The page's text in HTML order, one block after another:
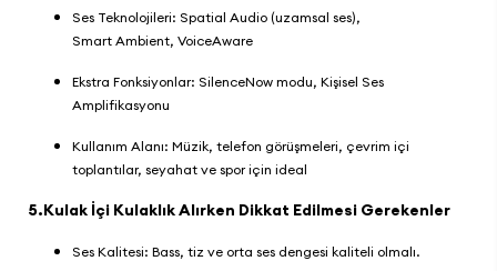
Ses Teknolojileri: Spatial Audio (uzamsal ses),
Smart Ambient, VoiceAware
Ekstra Fonksiyonlar: SilenceNow modu, Kişisel Ses
Amplifikasyonu
Kullanım Alanı: Müzik, telefon görüşmeleri, çevrim içi
toplantılar, seyahat ve spor için ideal
5.Kulak İçi Kulaklık Alırken Dikkat Edilmesi Gerekenler
Ses Kalitesi: Bass, tiz ve orta ses dengesi kaliteli olmalı.